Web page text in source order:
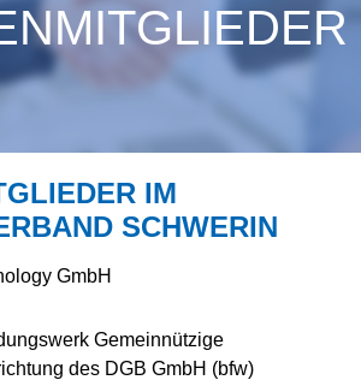
IM
SCHWERIN
GmbH
Gemeinnützige
des DGB GmbH (bfw)